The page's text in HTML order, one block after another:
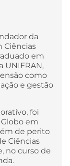
da
Ciências
em
UNIFRAN,
como
e gestão
foi
em
de perito
Ciências
no curso de